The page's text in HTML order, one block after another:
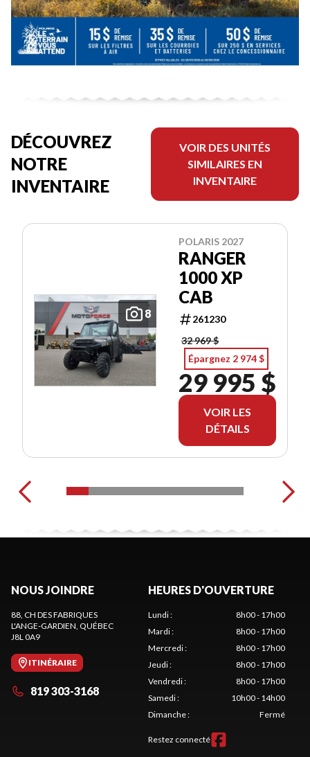
DÉCOUVREZ
NOTRE
INVENTAIRE
VOIR DES UNITÉS
SIMILAIRES EN
INVENTAIRE
8
POLARIS 2027
RANGER
1000 XP
CAB
261230
32 969 $
Épargnez 2 974 $
29 995 $
VOIR LES
DÉTAILS
NOUS JOINDRE
88, CH DES FABRIQUES
L'ANGE-GARDIEN, QUÉBEC
J8L 0A9
ITINÉRAIRE
819 303-3168
HEURES D'OUVERTURE
Lundi:
8h00 - 17h00
Mardi:
8h00 - 17h00
Mercredi:
8h00 - 17h00
Jeudi:
8h00 - 17h00
Vendredi:
8h00 - 17h00
Samedi:
10h00 - 14h00
Dimanche: Fermé
Restez connecté